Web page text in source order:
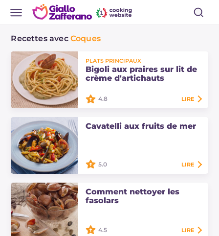
Recettes avec Coques
PLATS PRINCIPAUX
Bigoli aux praires sur lit de
crème d'artichauts
Les bigoli aux praires sur lit de
crème d'artichauts sont un premier
4.8 LIRE
Cavatelli aux fruits de mer
savoureux préparé avec des pâtes
fraîches. Découvrez les doses et la
5.0 LIRE
Comment nettoyer les
fasolars
4.5 LIRE